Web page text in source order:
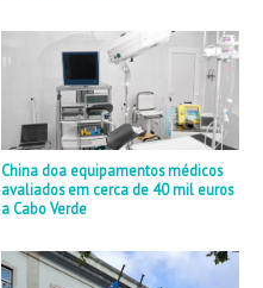
China doa equipamentos médicos
avaliados em cerca de 40 mil euros
a Cabo Verde